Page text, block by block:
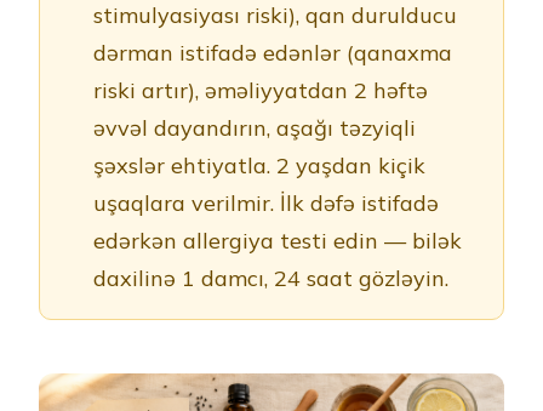
stimulyasiyası riski), qan durulducu
dərman istifadə edənlər (qanaxma
riski artır), əməliyyatdan 2 həftə
əvvəl dayandırın, aşağı təzyiqli
şəxslər ehtiyatla. 2 yaşdan kiçik
uşaqlara verilmir. İlk dəfə istifadə
edərkən allergiya testi edin — bilək
daxilinə 1 damcı, 24 saat gözləyin.